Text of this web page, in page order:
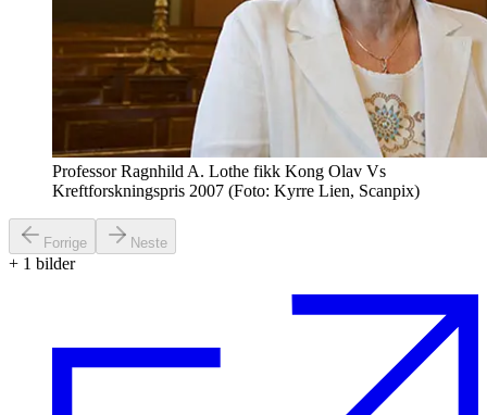
Professor Ragnhild A. Lothe fikk Kong Olav Vs
Kreftforskningspris 2007 (Foto: Kyrre Lien, Scanpix)
Forrige Neste
+ 1 bilder